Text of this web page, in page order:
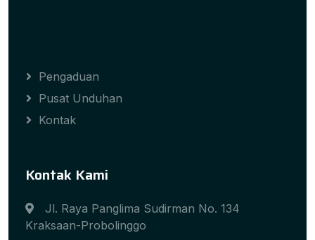
Pengaduan
Pusat Unduhan
Kontak
Kontak Kami
Jl. Raya Panglima Sudirman No. 134
Kraksaan-Probolinggo